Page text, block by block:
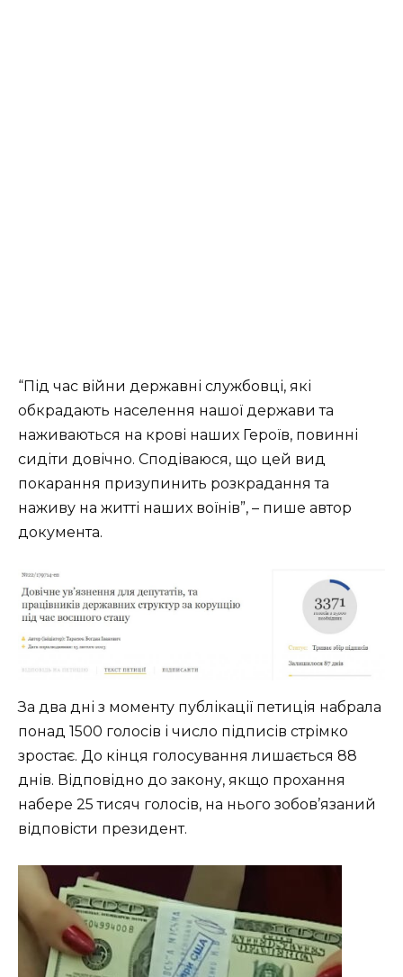
“Під час війни державні службовці, які
обкрадають населення нашої держави та
наживаються на крові наших Героїв, повинні
сидіти довічно. Сподіваюся, що цей вид
покарання призупинить розкрадання та
наживу на житті наших воїнів”, – пише автор
документа.
За два дні з моменту публікації петиція набрала
понад 1500 голосів і число підписів стрімко
зростає. До кінця голосування лишається 88
днів. Відповідно до закону, якщо прохання
набере 25 тисяч голосів, на нього зобов’язаний
відповісти президент.